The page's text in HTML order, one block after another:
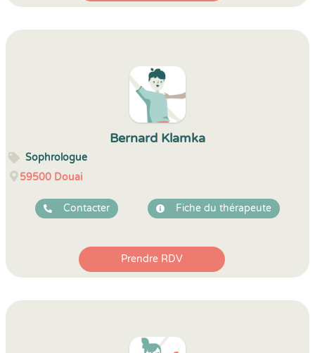
Bernard Klamka
Sophrologue
59500 Douai
Contacter Fiche du thérapeute
Prendre RDV